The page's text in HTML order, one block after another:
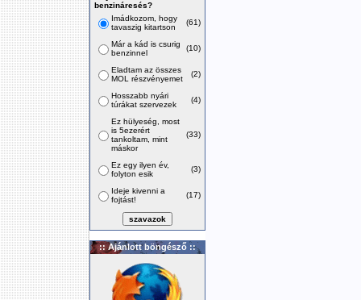
benzináresés?
Imádkozom, hogy
tavaszig kitartson
(61)
Már a kád is csurig
benzinnel
(10)
Eladtam az összes
MOL részvényemet
(2)
Hosszabb nyári
túrákat szervezek
(4)
Ez hülyeség, most
is 5ezerért
tankoltam, mint
máskor
(33)
Ez egy ilyen év,
folyton esik
(3)
Ideje kivenni a
fojtást!
(17)
:: Ajánlott böngésző ::